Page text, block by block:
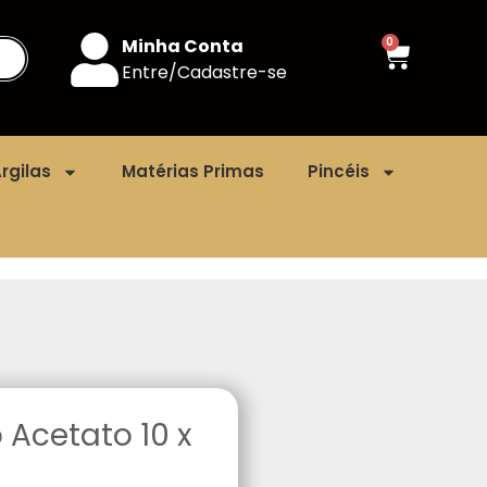
Minha Conta
Entre/Cadastre-se
0
Matérias Primas Pincéis
10 x